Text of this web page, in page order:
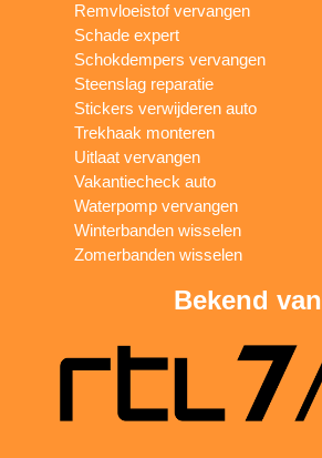
Remvloeistof vervangen
Schade expert
Schokdempers vervangen
Steenslag reparatie
Stickers verwijderen auto
Trekhaak monteren
Uitlaat vervangen
Vakantiecheck auto
Waterpomp vervangen
Winterbanden wisselen
Zomerbanden wisselen
Bekend van